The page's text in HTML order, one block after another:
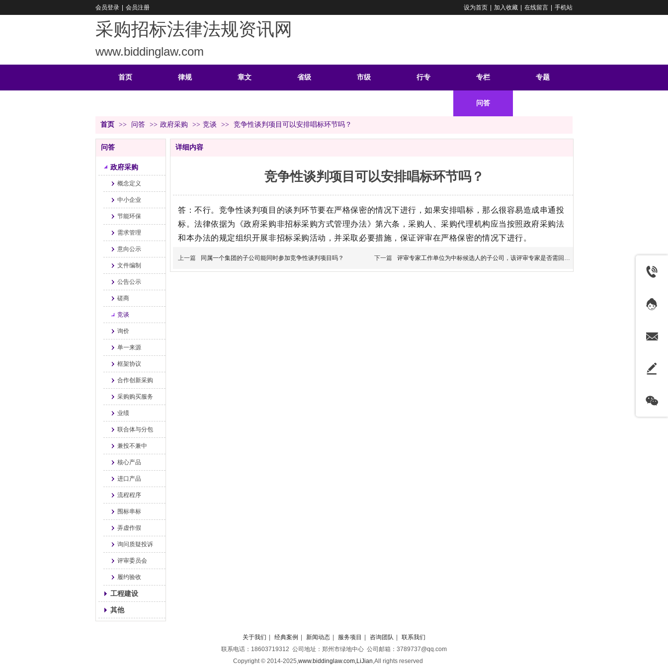
采购招标法律法规资讯网
www.biddinglaw.com
会员登录 会员注册 设为首页 加入收藏 在线留言 手机站
首页 律规 章文 省级 市级 行专 专栏 专题
问答
首页 >> 问答 >> 政府采购 >> 竞谈 >> 竞争性谈判项目可以安排唱标环节吗？
问答
政府采购
概念定义
中小企业
节能环保
需求管理
意向公示
文件编制
公告公示
磋商
竞谈
询价
单一来源
框架协议
合作创新采购
采购购买服务
业绩
联合体与分包
兼投不兼中
核心产品
进口产品
流程程序
围标串标
弄虚作假
询问质疑投诉
评审委员会
履约验收
工程建设
其他
详细内容
竞争性谈判项目可以安排唱标环节吗？
答：不行。竞争性谈判项目的谈判环节要在严格保密的情况下进行，如果安排唱标，那么很容易造成串通投
标。法律依据为《政府采购非招标采购方式管理办法》第六条，采购人、采购代理机构应当按照政府采购法
和本办法的规定组织开展非招标采购活动，并采取必要措施，保证评审在严格保密的情况下进行。
上一篇 同属一个集团的子公司能同时参加竞争性谈判项目吗？ 下一篇 评审专家工作单位为中标候选人的子公司，该评审专家是否需回避？
关于我们 经典案例 新闻动态 服务项目 咨询团队
联系我们
联系电话：18603719312 公司地址：郑州市绿地中心 公司邮箱：3789737@qq.com
Copyright © 2014-2025,www.biddinglaw.com,LiJian,All rights reserved